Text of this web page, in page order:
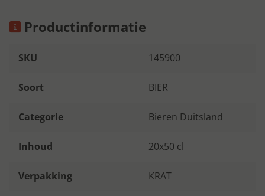
Productinformatie
SKU 145900
Soort BIER
Categorie Bieren Duitsland
Inhoud 20x50 cl
Verpakking KRAT